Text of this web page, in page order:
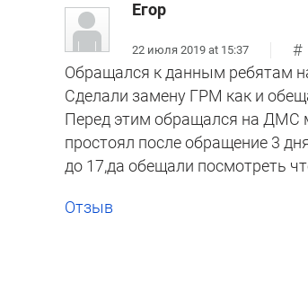
Егор
22 июля 2019 at 15:37
#
Обращался к данным ребятам
Сделали замену ГРМ как и
Перед этим обращался на ДМС
простоял после обращение 3
до 17,да обещали посмотреть
Отзыв